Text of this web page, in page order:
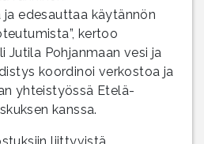
edesauttaa käytännön
kertoo
Jutila Pohjanmaan vesi ja
koordinoi verkostoa ja
yhteistyössä Etelä-
kanssa.
liittyvistä